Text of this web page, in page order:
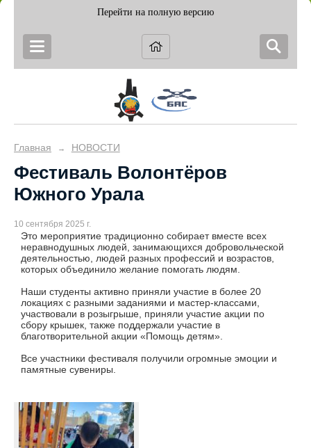
Перейти на полную версию
Главная → НОВОСТИ
Фестиваль Волонтёров
Южного Урала
10 сентября 2025 г.
Это мероприятие традиционно собирает вместе всех
неравнодушных людей, занимающихся добровольческой
деятельностью, людей разных профессий и возрастов,
которых объединило желание помогать людям.
Наши студенты активно приняли участие в более 20
локациях с разными заданиями и мастер-классами,
участвовали в розыгрыше, приняли участие акции по
сбору крышек, также поддержали участие в
благотворительной акции «Помощь детям».
Все участники фестиваля получили огромные эмоции и
памятные сувениры.